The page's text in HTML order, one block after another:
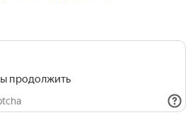
продолжить